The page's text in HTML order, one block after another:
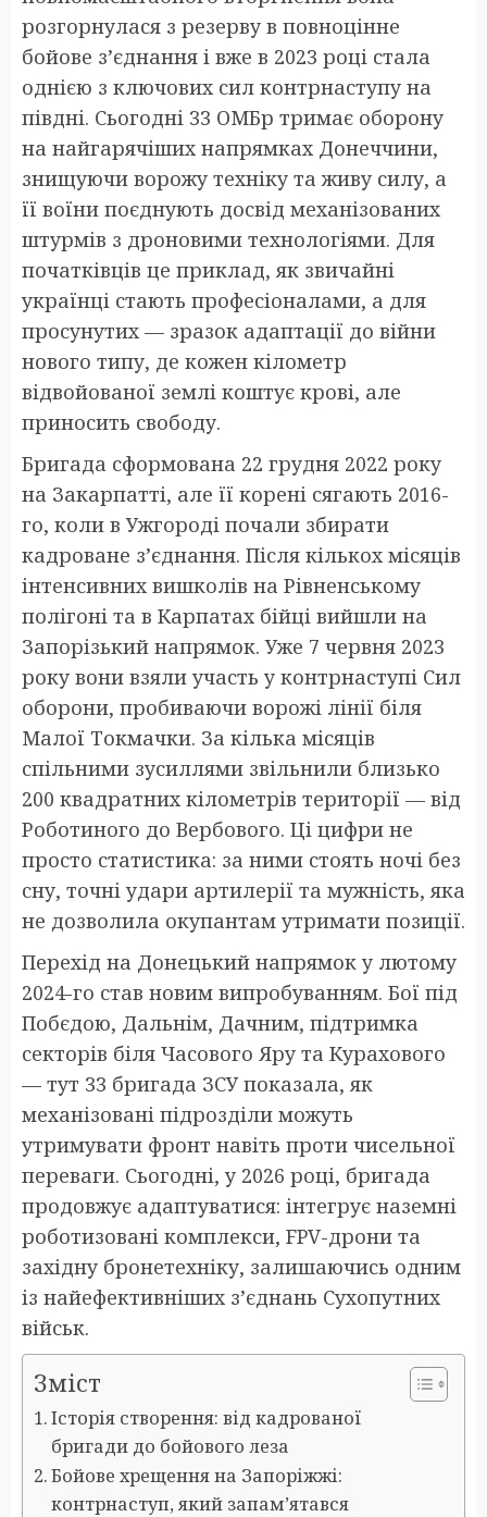
розгорнулася з резерву в повноцінне
бойове з’єднання і вже в 2023 році стала
однією з ключових сил контрнаступу на
півдні. Сьогодні 33 ОМБр тримає оборону
на найгарячіших напрямках Донеччини,
знищуючи ворожу техніку та живу силу, а
її воїни поєднують досвід механізованих
штурмів з дроновими технологіями. Для
початківців це приклад, як звичайні
українці стають професіоналами, а для
просунутих — зразок адаптації до війни
нового типу, де кожен кілометр
відвойованої землі коштує крові, але
приносить свободу.
Бригада сформована 22 грудня 2022 року
на Закарпатті, але її корені сягають 2016-
го, коли в Ужгороді почали збирати
кадроване з’єднання. Після кількох місяців
інтенсивних вишколів на Рівненському
полігоні та в Карпатах бійці вийшли на
Запорізький напрямок. Уже 7 червня 2023
року вони взяли участь у контрнаступі Сил
оборони, пробиваючи ворожі лінії біля
Малої Токмачки. За кілька місяців
спільними зусиллями звільнили близько
200 квадратних кілометрів території — від
Роботиного до Вербового. Ці цифри не
просто статистика: за ними стоять ночі без
сну, точні удари артилерії та мужність, яка
не дозволила окупантам утримати позиції.
Перехід на Донецький напрямок у лютому
2024-го став новим випробуванням. Бої під
Побєдою, Дальнім, Дачним, підтримка
секторів біля Часового Яру та Курахового
— тут 33 бригада ЗСУ показала, як
механізовані підрозділи можуть
утримувати фронт навіть проти чисельної
переваги. Сьогодні, у 2026 році, бригада
продовжує адаптуватися: інтегрує наземні
роботизовані комплекси, FPV-дрони та
західну бронетехніку, залишаючись одним
із найефективніших з’єднань Сухопутних
військ.
Зміст
Історія створення: від кадрованої
бригади до бойового леза
Бойове хрещення на Запоріжжі:
контрнаступ, який запам’ятався